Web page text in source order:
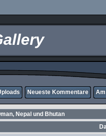
Neueste Kommentare
Nepal und Bhutan